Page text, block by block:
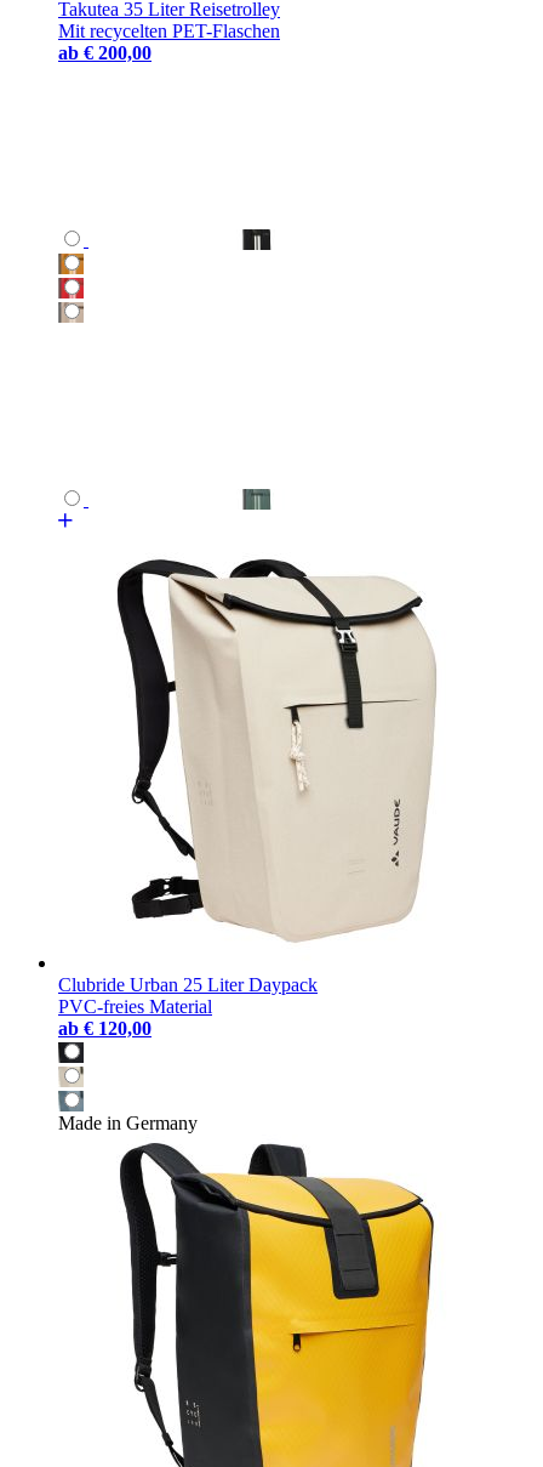
Takutea 35 Liter Reisetrolley
Mit recycelten PET-Flaschen
ab € 200,00
Clubride Urban 25 Liter Daypack
PVC-freies Material
ab € 120,00
Made in Germany